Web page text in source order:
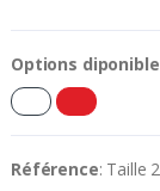
Options
Référence: Taille 2